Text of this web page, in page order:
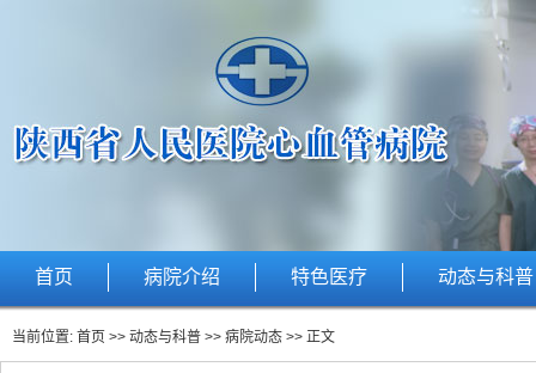
首页 病院介绍 特色医疗 动态与科普
当前位置: 首页 >> 动态与科普 >> 病院动态 >> 正文